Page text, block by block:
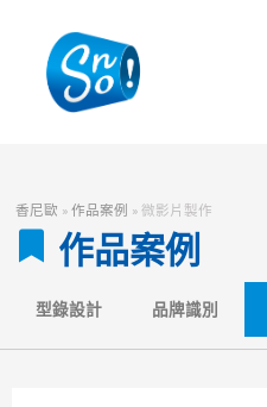
香尼歐 »作品案例 » 微影片製作
作品案例
型錄設計 品牌識別